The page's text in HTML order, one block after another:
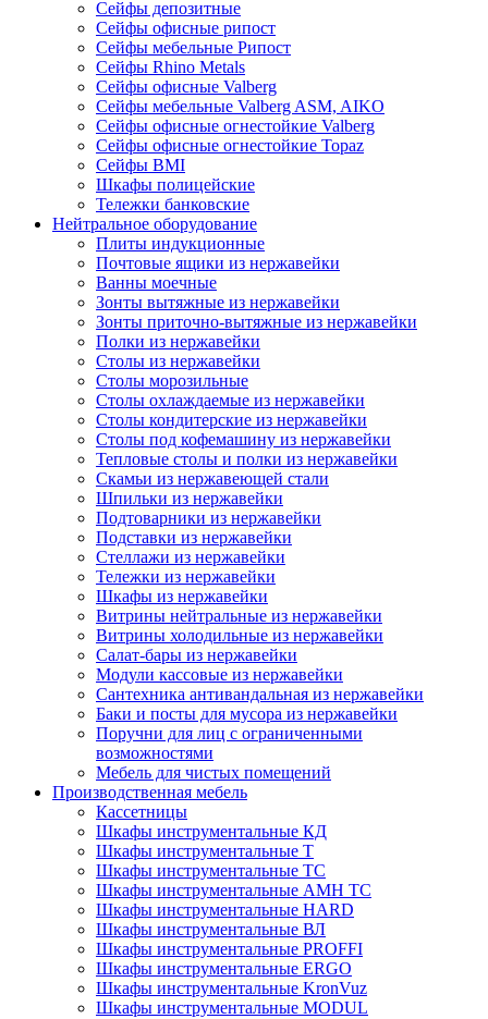
Сейфы депозитные
Сейфы офисные рипост
Сейфы мебельные Рипост
Сейфы Rhino Metals
Сейфы офисные Valberg
Сейфы мебельные Valberg ASM, AIKO
Сейфы офисные огнестойкие Valberg
Сейфы офисные огнестойкие Topaz
Сейфы ВМI
Шкафы полицейские
Тележки банковские
Нейтральное оборудование
Плиты индукционные
Почтовые ящики из нержавейки
Ванны моечные
Зонты вытяжные из нержавейки
Зонты приточно-вытяжные из нержавейки
Полки из нержавейки
Столы из нержавейки
Столы морозильные
Столы охлаждаемые из нержавейки
Столы кондитерские из нержавейки
Столы под кофемашину из нержавейки
Тепловые столы и полки из нержавейки
Скамьи из нержавеющей стали
Шпильки из нержавейки
Подтоварники из нержавейки
Подставки из нержавейки
Стеллажи из нержавейки
Тележки из нержавейки
Шкафы из нержавейки
Витрины нейтральные из нержавейки
Витрины холодильные из нержавейки
Салат-бары из нержавейки
Модули кассовые из нержавейки
Сантехника антивандальная из нержавейки
Баки и посты для мусора из нержавейки
Поручни для лиц с ограниченными
возможностями
Мебель для чистых помещений
Производственная мебель
Кассетницы
Шкафы инструментальные КД
Шкафы инструментальные Т
Шкафы инструментальные ТС
Шкафы инструментальные AMH TC
Шкафы инструментальные HARD
Шкафы инструментальные ВЛ
Шкафы инструментальные PROFFI
Шкафы инструментальные ERGO
Шкафы инструментальные KronVuz
Шкафы инструментальные MODUL